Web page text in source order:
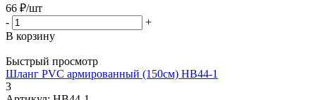
66 ₽/шт
-
+
В корзину
Быстрый просмотр
Шланг PVC армированный (150см) HB44-1
3